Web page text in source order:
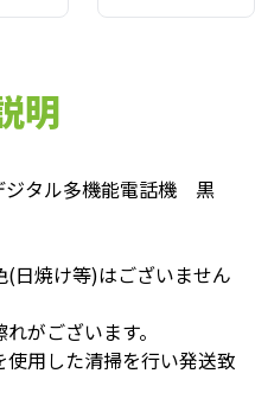
明
タル多機能電話機 黒
日焼け等)はございません
がございます。
用した清掃を行い発送致